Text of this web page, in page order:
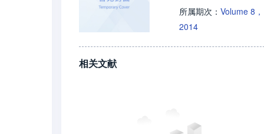
所属期次： Volume 8，
2014
相关文献